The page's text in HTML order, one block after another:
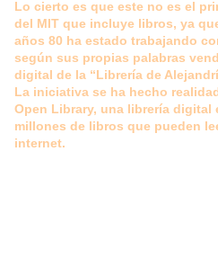
Lo cierto es que este no es el
del MIT que incluye libros, ya
años 80 ha estado trabajando
según sus propias palabras
digital de la “Librería de
La iniciativa se ha hecho
Open Library, una librería digital
millones de libros que pueden
internet.